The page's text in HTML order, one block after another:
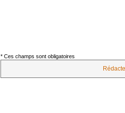
* Ces champs sont obligatoires